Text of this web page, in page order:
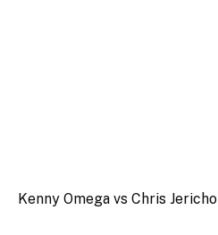
Kenny Omega vs Chris Jericho